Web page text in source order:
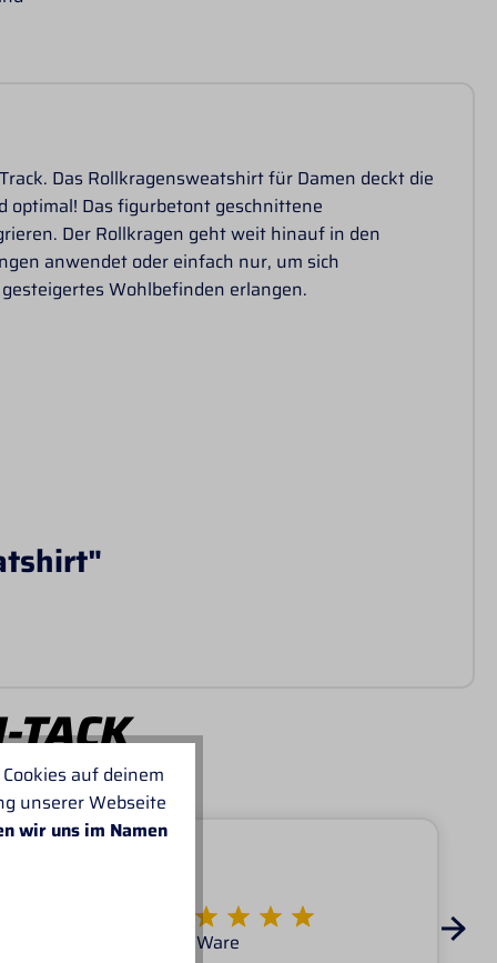
Das Rollkragensweatshirt für Damen deckt die
optimal! Das figurbetont geschnittene
Der Rollkragen geht weit hinauf in den
anwendet oder einfach nur, um sich
Wohlbefinden erlangen.
TACK
Super Service tolle Ware
auf deinem
unserer Webseite
wir uns im Namen